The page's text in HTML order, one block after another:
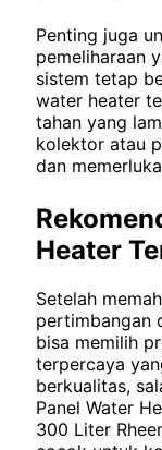
Penting juga
pemeliharaan
sistem tetap
water heater
tahan yang
kolektor atau
dan
Heater
Setelah
pertimbangan
bisa memilih
terpercaya
berkualitas,
Panel Water
300 Liter